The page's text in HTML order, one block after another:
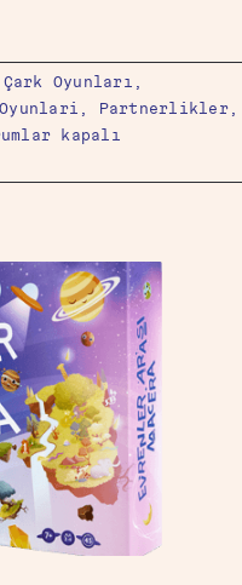
Çark Oyunları ,
, Partnerlikler,
kapalı